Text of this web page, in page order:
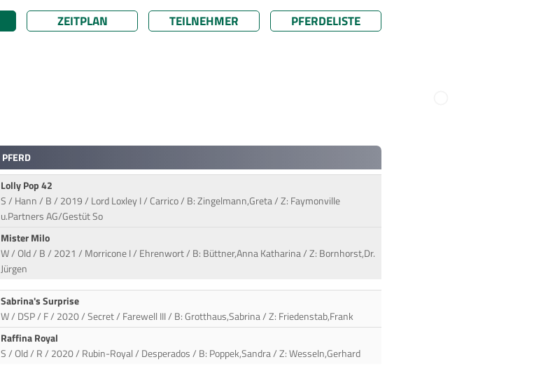
ZEITPLAN TEILNEHMER
PFERDELISTE
PFERD
Lolly Pop 42
S / Hann / B / 2019 / Lord Loxley I / Carrico / B: Zingelmann,Greta / Z: Faymonville
u.Partners AG/Gestüt So
Mister Milo
W / Old / B / 2021 / Morricone I / Ehrenwort / B: Büttner,Anna Katharina / Z: Bornhorst,Dr.
Jürgen
Sabrina's Surprise
W / DSP / F / 2020 / Secret / Farewell III / B: Grotthaus,Sabrina / Z: Friedenstab,Frank
Raffina Royal
S / Old / R / 2020 / Rubin-Royal / Desperados / B: Poppek,Sandra / Z: Wesseln,Gerhard